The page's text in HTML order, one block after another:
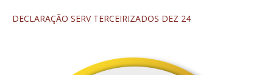
DECLARAÇÃO SERV TERCEIRIZADOS DEZ 24